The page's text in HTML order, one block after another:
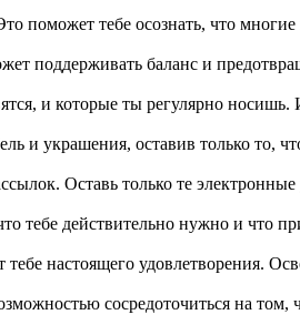
поможет тебе осознать, что
поддерживать баланс и
и которые ты регулярно носишь.
и украшения, оставив только то,
Оставь только те электронные
тебе действительно нужно и что
настоящего удовлетворения.
сосредоточиться на том,